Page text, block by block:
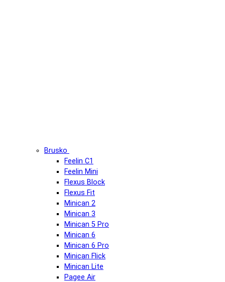
Brusko
Feelin C1
Feelin Mini
Flexus Block
Flexus Fit
Minican 2
Minican 3
Minican 5 Pro
Minican 6
Minican 6 Pro
Minican Flick
Minican Lite
Pagee Air